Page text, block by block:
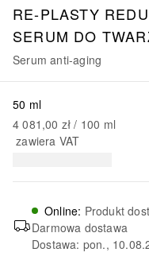
RE-PLASTY
SERUM DO
Serum anti-aging
50 ml
4 081,00 zł / 100 ml
zawiera VAT
Online: Produkt
Darmowa dostawa
Dostawa: pon.,